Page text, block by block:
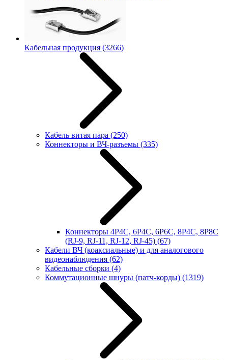
Кабельная продукция (3266)
Кабель витая пара (250)
Коннекторы и ВЧ-разъемы (335)
Коннекторы 4P4C, 6P4C, 6P6C, 8P4C, 8P8C
(RJ-9, RJ-11, RJ-12, RJ-45) (67)
Кабели ВЧ (коаксиальные) и для аналогового
видеонаблюдения (62)
Кабельные сборки (4)
Коммутационные шнуры (патч-корды) (1319)